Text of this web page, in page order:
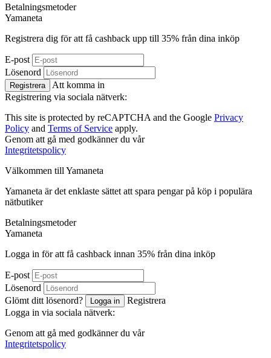
Betalningsmetoder
Yamaneta
Registrera dig för att få cashback upp till 35% från dina inköp
E-post
Lösenord
Registrera
Att komma in
Registrering via sociala nätverk:
This site is protected by reCAPTCHA and the Google Privacy
Policy and Terms of Service apply.
Genom att gå med godkänner du vår
Integritetspolicy
Välkommen till Yamaneta
Yamaneta är det enklaste sättet att spara pengar på köp i populära
nätbutiker
Betalningsmetoder
Yamaneta
Logga in för att få cashback innan 35% från dina inköp
E-post
Lösenord
Glömt ditt lösenord?
Logga in
Registrera
Logga in via sociala nätverk:
Genom att gå med godkänner du vår
Integritetspolicy